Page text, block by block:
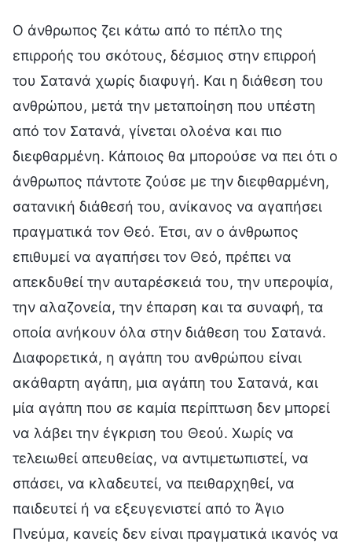
Ο άνθρωπος ζει κάτω από το πέπλο της
επιρροής του σκότους, δέσμιος στην επιρροή
του Σατανά χωρίς διαφυγή. Και η διάθεση του
ανθρώπου, μετά την μεταποίηση που υπέστη
από τον Σατανά, γίνεται ολοένα και πιο
διεφθαρμένη. Κάποιος θα μπορούσε να πει ότι ο
άνθρωπος πάντοτε ζούσε με την διεφθαρμένη,
σατανική διάθεσή του, ανίκανος να αγαπήσει
πραγματικά τον Θεό. Έτσι, αν ο άνθρωπος
επιθυμεί να αγαπήσει τον Θεό, πρέπει να
απεκδυθεί την αυταρέσκειά του, την υπεροψία,
την αλαζονεία, την έπαρση και τα συναφή, τα
οποία ανήκουν όλα στην διάθεση του Σατανά.
Διαφορετικά, η αγάπη του ανθρώπου είναι
ακάθαρτη αγάπη, μια αγάπη του Σατανά, και
μία αγάπη που σε καμία περίπτωση δεν μπορεί
να λάβει την έγκριση του Θεού. Χωρίς να
τελειωθεί απευθείας, να αντιμετωπιστεί, να
σπάσει, να κλαδευτεί, να πειθαρχηθεί, να
παιδευτεί ή να εξευγενιστεί από το Άγιο
Πνεύμα, κανείς δεν είναι πραγματικά ικανός να